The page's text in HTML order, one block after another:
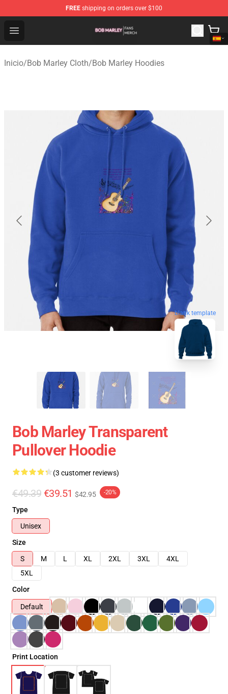
FREE shipping on orders over $100
Open menu
Bob Marley Shop - Official Bob Marley Merchandise
Inicio/Bob Marley Cloth/Bob Marley Hoodies
blank template
Bob Marley Transparent
Pullover Hoodie
(3 customer reviews)
€49.39 €39.51 $42.95 -20%
Type
Unisex
Size
S
M L XL 2XL 3XL
4XL
5XL
Color
Default
Print Location